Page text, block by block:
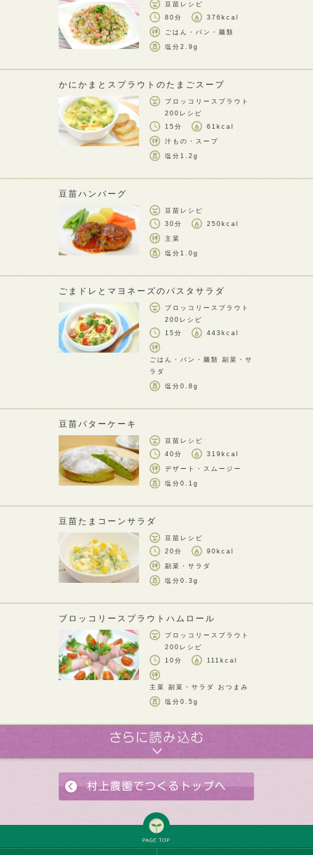
豆苗レシピ
80分
376kcal
ごはん・パン・麺類
塩分 2.9g
かにかまとスプラウトのたまごスープ
ブロッコリースプラウト
200レシピ
15分
61kcal
汁もの・スープ
塩分 1.2g
豆苗ハンバーグ
豆苗レシピ
30分
250kcal
主菜
塩分 1.0g
ごまドレとマヨネーズのパスタサラダ
ブロッコリースプラウト
200レシピ
15分
443kcal
ごはん・パン・麺類 副菜・サ
ラダ
塩分 0.8g
豆苗バターケーキ
豆苗レシピ
40分
319kcal
デザート・スムージー
塩分 0.1g
豆苗たまコーンサラダ
豆苗レシピ
20分
90kcal
副菜・サラダ
塩分 0.3g
ブロッコリースプラウトハムロール
ブロッコリースプラウト
200レシピ
10分
111kcal
主菜 副菜・サラダ おつまみ
塩分 0.5g